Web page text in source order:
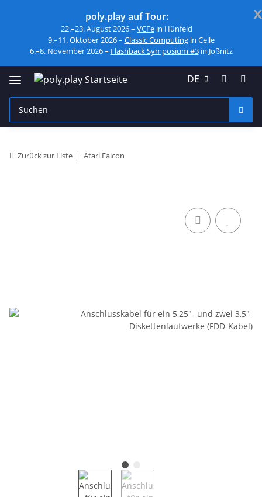
x
poly.play auf Tour:
22.–23. August 2026 – VCFe in Hünfeld
9.–11. Oktober 2026 – Classic Computingin Celle
6.–8. November 2026 – Flashback Symposium #3in Jößnitz
DE
Zurück zur Liste Atari Falcon